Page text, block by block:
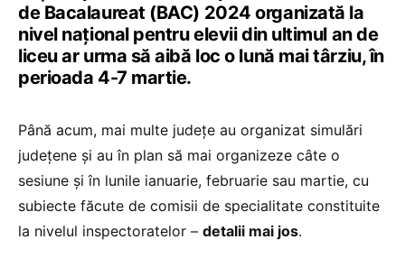
de Bacalaureat (BAC) 2024 organizată la
nivel național pentru elevii din ultimul an de
liceu ar urma să aibă loc o lună mai târziu, în
perioada 4-7 martie.
Până acum, mai multe județe au organizat simulări
județene și au în plan să mai organizeze câte o
sesiune și în lunile ianuarie, februarie sau martie, cu
subiecte făcute de comisii de specialitate constituite
la nivelul inspectoratelor – detalii mai jos.